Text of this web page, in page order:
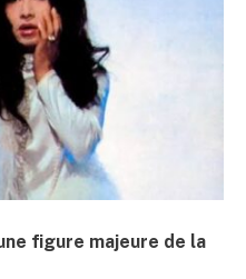
figure majeure de la